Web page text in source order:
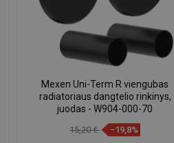
Mexen Uni-Term R viengubas
radiatoriaus dangtelio rinkinys,
juodas - W904-000-70
15,20 € −19,8%